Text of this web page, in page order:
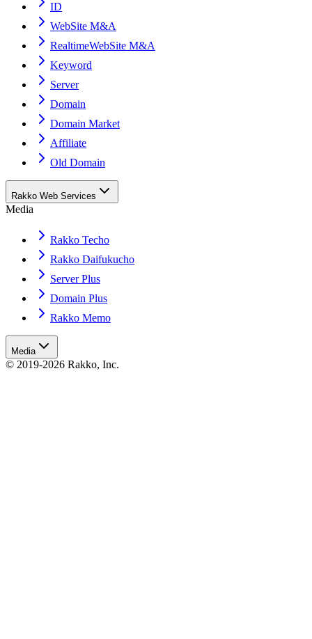
ID
WebSite M&A
RealtimeWebSite M&A
Keyword
Server
Domain
Domain Market
Affiliate
Old Domain
Rakko Web Services
Media
Rakko Techo
Rakko Daifukucho
Server Plus
Domain Plus
Rakko Memo
Media
© 2019-2026 Rakko, Inc.